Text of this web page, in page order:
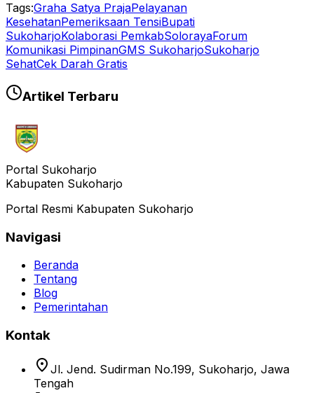
Tags:Graha Satya PrajaPelayanan
KesehatanPemeriksaan TensiBupati
SukoharjoKolaborasi PemkabSolorayaForum
Komunikasi PimpinanGMS SukoharjoSukoharjo
SehatCek Darah Gratis
Artikel Terbaru
Portal Sukoharjo
Kabupaten Sukoharjo
Portal Resmi Kabupaten Sukoharjo
Navigasi
Beranda
Tentang
Blog
Pemerintahan
Kontak
location_on Jl. Jend. Sudirman No.199, Sukoharjo, Jawa
Tengah